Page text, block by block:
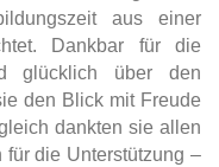
aus einer
Dankbar für die
glücklich über den
den Blick mit Freude
dankten sie allen
die Unterstützung –